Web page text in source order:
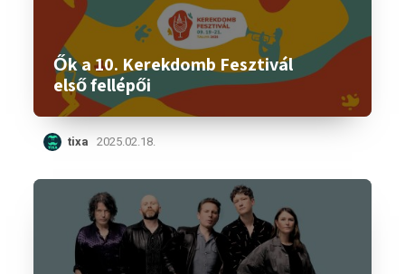
Ők a 10. Kerekdomb Fesztivál
első fellépői
tixa 2025.02.18.